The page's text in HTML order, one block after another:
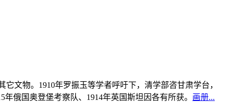
文物。1910年罗振玉等学者呼吁下，清学部咨甘肃学台，
俄国奥登堡考察队、1914年英国斯坦因各有所获。 画册...